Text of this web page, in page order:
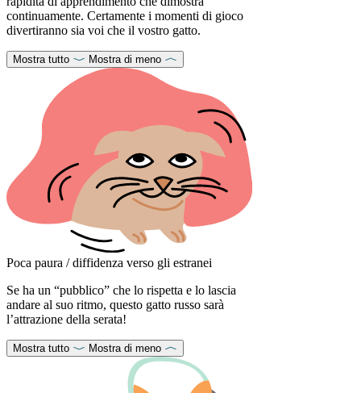
continuamente. Certamente i momenti di gioco
divertiranno sia voi che il vostro gatto.
Mostra tutto Mostra di meno
Poca paura / diffidenza verso gli estranei
Se ha un “pubblico” che lo rispetta e lo lascia
andare al suo ritmo, questo gatto russo sarà
l’attrazione della serata!
Mostra tutto Mostra di meno